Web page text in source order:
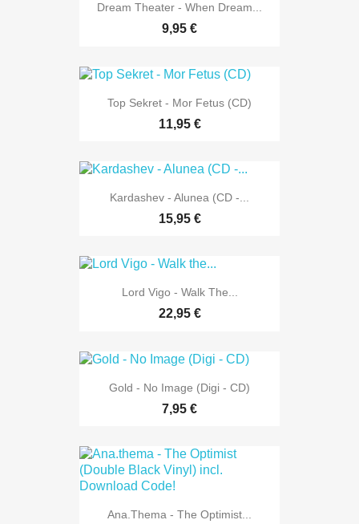
Dream Theater - When Dream...
9,95 €
Top Sekret - Mor Fetus (CD)
11,95 €
Kardashev - Alunea (CD -...
15,95 €
Lord Vigo - Walk The...
22,95 €
Gold - No Image (Digi - CD)
7,95 €
Ana.thema - The Optimist...